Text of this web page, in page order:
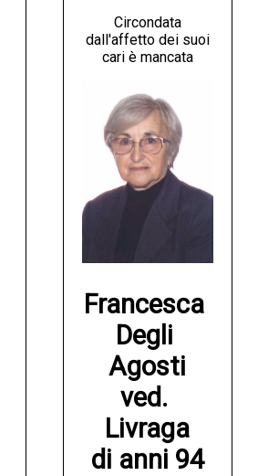
Circondata
dall'affetto dei suoi
cari è mancata
Francesca
Degli
Agosti
ved.
Livraga
di anni 94